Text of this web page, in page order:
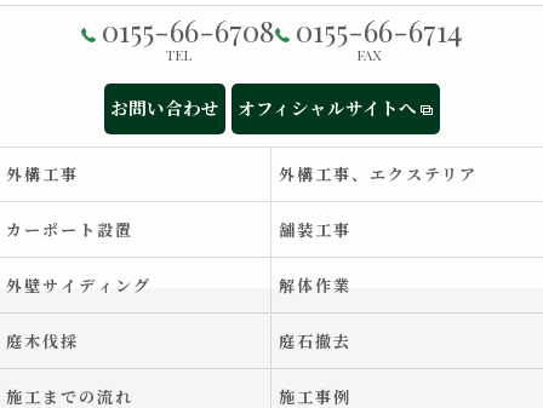
0155-66-6708
TEL
0155-66-6714
FAX
お問い合わせ オフィシャルサイトへ
外構工事 外構工事、エクステリア
カーポート設置 舗装工事
外壁サイディング 解体作業
庭木伐採 庭石撤去
施工までの流れ 施工事例